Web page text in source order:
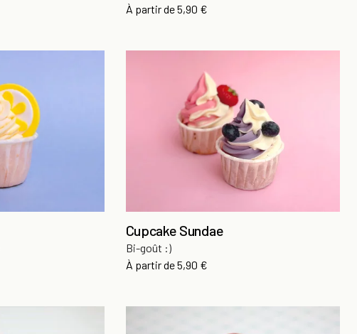
À partir dePrix
5,90 €
Cupcake Sundae
Bi-goût :)
À partir dePrix
5,90 €